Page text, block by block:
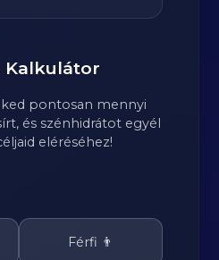
Kalkulátor
pontosan mennyi
és szénhidrátot egyél
eléréséhez!
Férfi 👨